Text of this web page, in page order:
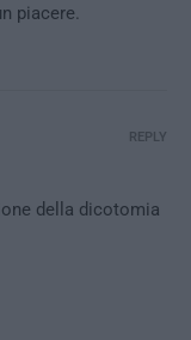
piacere.
della dicotomia
REPLY